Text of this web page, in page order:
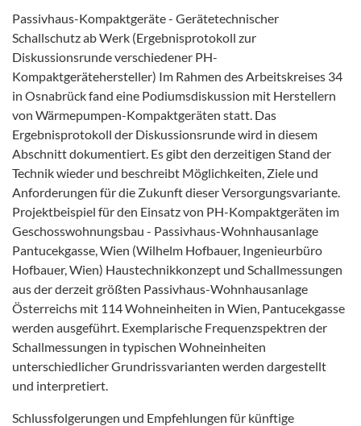
Passivhaus-Kompaktgeräte - Gerätetechnischer
Schallschutz ab Werk (Ergebnisprotokoll zur
Diskussionsrunde verschiedener PH-
Kompaktgerätehersteller) Im Rahmen des Arbeitskreises 34
in Osnabrück fand eine Podiumsdiskussion mit Herstellern
von Wärmepumpen-Kompaktgeräten statt. Das
Ergebnisprotokoll der Diskussionsrunde wird in diesem
Abschnitt dokumentiert. Es gibt den derzeitigen Stand der
Technik wieder und beschreibt Möglichkeiten, Ziele und
Anforderungen für die Zukunft dieser Versorgungsvariante.
Projektbeispiel für den Einsatz von PH-Kompaktgeräten im
Geschosswohnungsbau - Passivhaus-Wohnhausanlage
Pantucekgasse, Wien (Wilhelm Hofbauer, Ingenieurbüro
Hofbauer, Wien) Haustechnikkonzept und Schallmessungen
aus der derzeit größten Passivhaus-Wohnhausanlage
Österreichs mit 114 Wohneinheiten in Wien, Pantucekgasse
werden ausgeführt. Exemplarische Frequenzspektren der
Schallmessungen in typischen Wohneinheiten
unterschiedlicher Grundrissvarianten werden dargestellt
und interpretiert.
Schlussfolgerungen und Empfehlungen für künftige